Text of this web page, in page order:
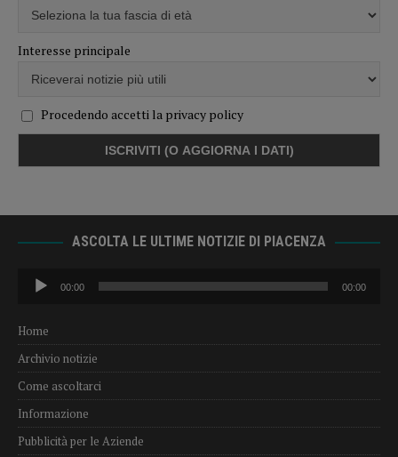
Interesse principale
Procedendo accetti la privacy policy
ASCOLTA LE ULTIME NOTIZIE DI PIACENZA
Audio
Player
00:00 00:00
Home
Archivio notizie
Come ascoltarci
Informazione
Pubblicità per le Aziende